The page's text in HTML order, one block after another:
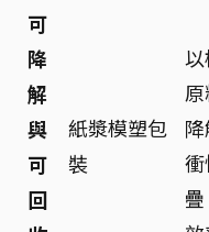
可
降
解
與
可
回
紙漿模塑包
裝